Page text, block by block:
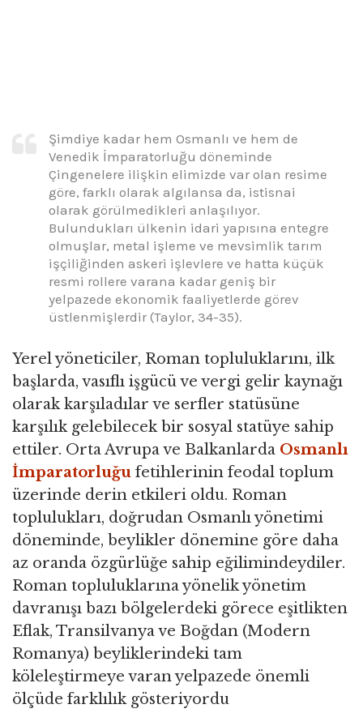
Şimdiye kadar hem Osmanlı ve hem de
Venedik İmparatorluğu döneminde
Çingenelere ilişkin elimizde var olan resime
göre, farklı olarak algılansa da, istisnai
olarak görülmedikleri anlaşılıyor.
Bulundukları ülkenin idari yapısına entegre
olmuşlar, metal işleme ve mevsimlik tarım
işçiliğinden askeri işlevlere ve hatta küçük
resmi rollere varana kadar geniş bir
yelpazede ekonomik faaliyetlerde görev
üstlenmişlerdir (Taylor, 34-35).
Yerel yöneticiler, Roman topluluklarını, ilk
başlarda, vasıflı işgücü ve vergi gelir kaynağı
olarak karşıladılar ve serfler statüsüne
karşılık gelebilecek bir sosyal statüye sahip
ettiler. Orta Avrupa ve Balkanlarda Osmanlı
İmparatorluğu fetihlerinin feodal toplum
üzerinde derin etkileri oldu. Roman
toplulukları, doğrudan Osmanlı yönetimi
döneminde, beylikler dönemine göre daha
az oranda özgürlüğe sahip eğilimindeydiler.
Roman topluluklarına yönelik yönetim
davranışı bazı bölgelerdeki görece eşitlikten
Eflak, Transilvanya ve Boğdan (Modern
Romanya) beyliklerindeki tam
köleleştirmeye varan yelpazede önemli
ölçüde farklılık gösteriyordu